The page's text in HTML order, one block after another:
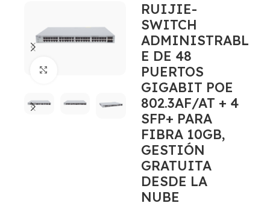
RUIJIE-
SWITCH
ADMINISTRABL
E DE 48
PUERTOS
GIGABIT POE
802.3AF/AT + 4
SFP+ PARA
FIBRA 10GB,
GESTIÓN
GRATUITA
DESDE LA
NUBE